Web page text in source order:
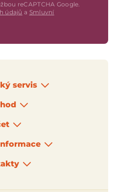
reCAPTCHA Google.
údajů a Smluvní
servis